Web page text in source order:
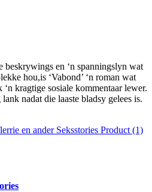
beskrywings en ‘n spanningslyn wat
hou,is ‘Vabond’ ‘n roman wat
kragtige sosiale kommentaar lewer.
nadat die laaste bladsy gelees is.